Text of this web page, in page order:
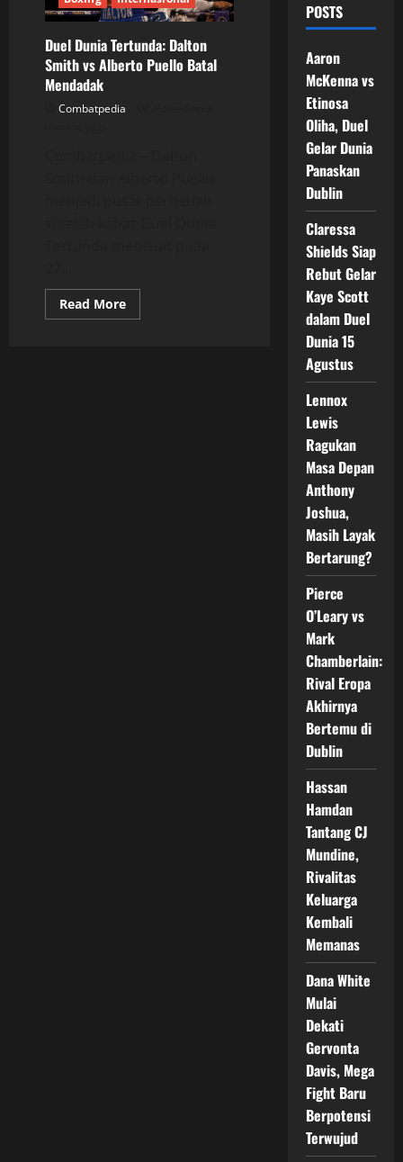
Duel Dunia Tertunda: Dalton
Smith vs Alberto Puello Batal
Mendadak
Combatpedia
Read MoreRead
more
POSTS
Aaron
McKenna vs
Etinosa
Oliha, Duel
Gelar Dunia
Panaskan
Dublin
Claressa
Shields Siap
Rebut Gelar
Kaye Scott
dalam Duel
Dunia 15
Agustus
Lennox
Lewis
Ragukan
Masa Depan
Anthony
Joshua,
Masih Layak
Bertarung?
Pierce
O’Leary vs
Mark
Chamberlain:
Rival Eropa
Akhirnya
Bertemu di
Dublin
Hassan
Hamdan
Tantang CJ
Mundine,
Rivalitas
Keluarga
Kembali
Memanas
Dana White
Mulai
Dekati
Gervonta
Davis, Mega
Fight Baru
Berpotensi
Terwujud